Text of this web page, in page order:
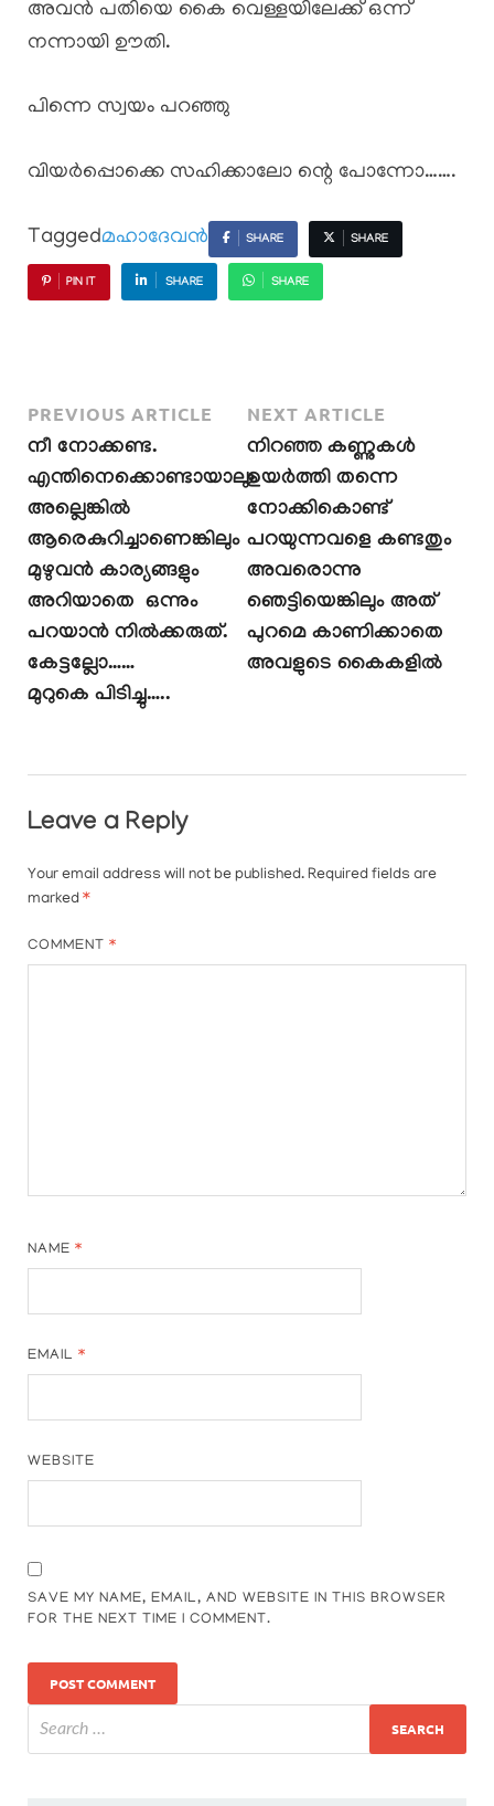
അവൻ പതിയെ കൈ വെള്ളയിലേക്ക് ഒന്ന്
നന്നായി ഊതി.
പിന്നെ സ്വയം പറഞ്ഞു
വിയർപ്പൊക്കെ സഹിക്കാലോ ന്റെ പോന്നോ…….
Taggedമഹാദേവൻ SHARE SHARE
PIN IT SHARE SHARE
PREVIOUS ARTICLE
നീ നോക്കണ്ട.
എന്തിനെക്കൊണ്ടായാലും
അല്ലെങ്കിൽ
ആരെകുറിച്ചാണെങ്കിലും
മുഴുവൻ കാര്യങ്ങളും
അറിയാതെ ഒന്നും
പറയാൻ നിൽക്കരുത്.
കേട്ടല്ലോ……
NEXT ARTICLE
നിറഞ്ഞ കണ്ണുകൾ
ഉയർത്തി തന്നെ
നോക്കികൊണ്ട്
പറയുന്നവളെ കണ്ടതും
അവരൊന്നു
ഞെട്ടിയെങ്കിലും അത്
പുറമെ കാണിക്കാതെ
അവളുടെ കൈകളിൽ
മുറുകെ പിടിച്ചു…..
Leave a Reply
Your email address will not be published. Required fields are
marked *
COMMENT*
NAME*
EMAIL*
WEBSITE
SAVE MY NAME, EMAIL, AND WEBSITE IN THIS BROWSER
FOR THE NEXT TIME I COMMENT.